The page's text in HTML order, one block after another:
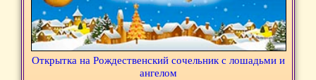
Открытка на Рождественский сочельник с лошадьми и
ангелом